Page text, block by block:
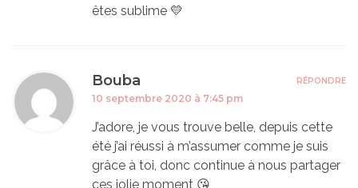
êtes sublime 💛
Bouba
10 septembre 2020 à 7:45 pm
J’adore, je vous trouve belle, depuis cette
été j’ai réussi à m’assumer comme je suis
grâce à toi, donc continue à nous partager
ces jolie moment 😘
RÉPONDRE